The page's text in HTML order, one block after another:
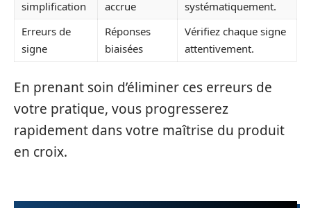
simplification
accrue
systématiquement.
Erreurs de
signe
Réponses
biaisées
Vérifiez chaque signe
attentivement.
En prenant soin d’éliminer ces erreurs de
votre pratique, vous progresserez
rapidement dans votre maîtrise du produit
en croix.